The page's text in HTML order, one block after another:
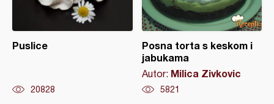
Puslice
20828
Posna torta s keskom i
jabukama
Autor: Milica Zivkovic
5821